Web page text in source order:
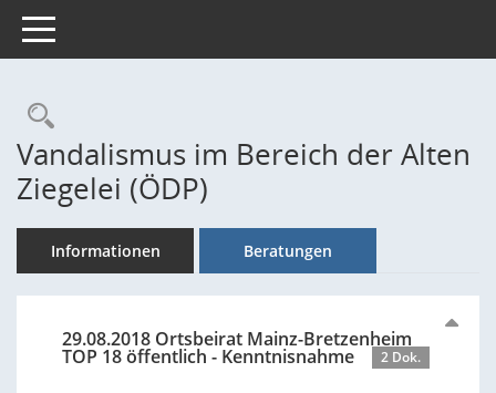
Toggle navigation
Rechercheauswahl
Vandalismus im Bereich der Alten
Ziegelei (ÖDP)
Informationen Beratungen
29.08.2018 Ortsbeirat Mainz-Bretzenheim
TOP 18 öffentlich - Kenntnisnahme 2 Dok.